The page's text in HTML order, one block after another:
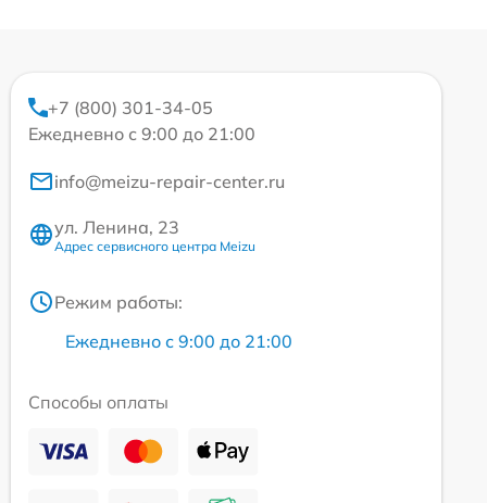
+7 (800) 301-34-05
Ежедневно с 9:00 до 21:00
info@meizu-repair-center.ru
ул. Ленина, 23
Адрес сервисного центра Meizu
Режим работы:
Ежедневно с 9:00 до 21:00
Способы оплаты